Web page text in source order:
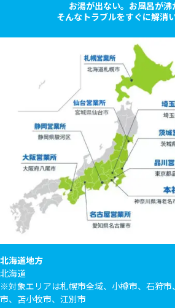
お湯が出ない。お風呂が沸
そんなトラブルをすぐに解消い
北海道地方
北海道
※対象エリアは札幌市全域、小樽市、石狩
市、苫小牧市、江別市